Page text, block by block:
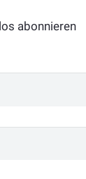
abonnieren